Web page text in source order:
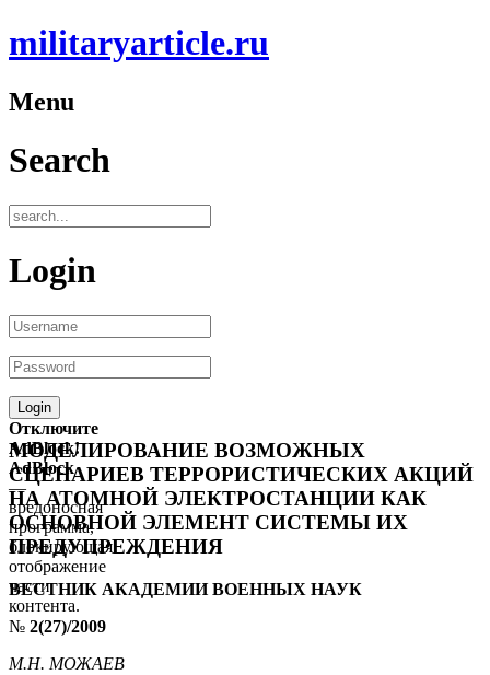
militaryarticle.ru
Menu
Search
Login
Отключите
AdBlock!
AdBlock
—
вредоносная
программа,
блокирующая
отображение
части
контента.
МОДЕЛИРОВАНИЕ ВОЗМОЖНЫХ
СЦЕНАРИЕВ ТЕРРОРИСТИЧЕСКИХ АКЦИЙ
НА АТОМНОЙ ЭЛЕКТРОСТАНЦИИ КАК
ОСНОВНОЙ ЭЛЕМЕНТ СИСТЕМЫ ИХ
ПРЕДУПРЕЖДЕНИЯ
ВЕСТНИК АКАДЕМИИ ВОЕННЫХ НАУК
№ 2(27)/2009
М.Н. МОЖАЕВ